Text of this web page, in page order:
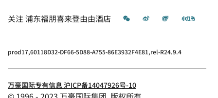
关注 浦东福朋喜来登由由酒店 微信 微博 飞猪 小红书
prod17,60118D32-DF66-5D88-A755-86E3932F4E81,rel-R24.9.4
万豪国际专有信息 沪ICP备14047926号-10